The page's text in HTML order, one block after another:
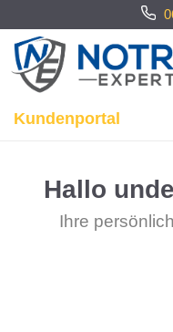
Kundenportal
Meine
Hallo
Ihre